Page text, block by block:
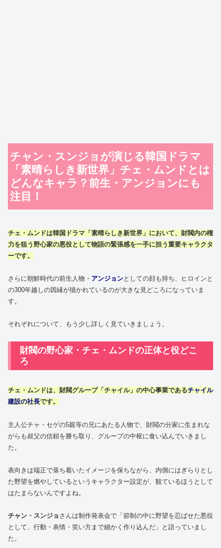
チャン・スンジョが演じる韓国ドラマ
「素晴らしき新世界」チェ・ムンドとは
どんなキャラ？前生・アンジョンにも
注目！
チェ・ムンドは韓国ドラマ「素晴らしき新世界」 において、財閥内の権
力を狙う野心家の悪役として物語の緊張感を一手に担う重要キャラクタ
ーです。
さらに朝鮮時代の前生人物・ アンジョンとしての顔も持ち、ヒロインと
の300年越しの因縁が描かれているのが大きな見どころになっていま
す。
それぞれについて、もう少し詳しく見ていきましょう。
財閥の野心家・チェ・ムンドの正体と役どこ
ろ
チェ・ムンドは、財閥グループ「チャイル」の中心事業であるチャイル
建設の社長です。
主人公チャ・セゲの5親等の兄にあたる人物で、財閥の分家に生まれな
がらも叔父の信頼を勝ち取り、グループの中枢に食い込んでいきまし
た。
表向きは端正で落ち着いたイメージを保ちながら、内側にはぎらりとし
た野望を燃やしているというキャラクター設定が、観ているほうとして
はたまらないんですよね。
チャン・スンジョ さんは制作発表会で「節制の中に野望を忍ばせた悪役
として、行動・表情・笑い方まで細かく作り込んだ」と語っていまし
た。